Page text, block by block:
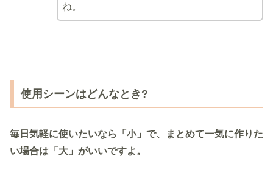
ね。
使用シーンはどんなとき?
毎日気軽に使いたいなら「小」で、まとめて一気に作りた
い場合は「大」がいいですよ。